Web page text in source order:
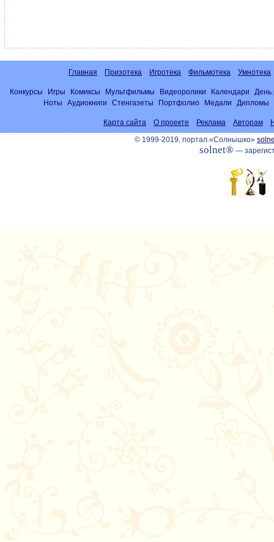
Главная Призотека Игротека Фильмотека Умнотека
Конкурсы Игры Комиксы Мультфильмы Видеоролики Календари
День
Ноты
Аудиокниги Стенгазеты Портфолио Медали Дипломы
Карта сайта О проекте Реклама Авторам
© 1999-2019, портал «Солнышко»
solnet®—